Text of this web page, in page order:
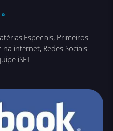
Especiais, Primeiros
na internet, Redes Sociais
iSET